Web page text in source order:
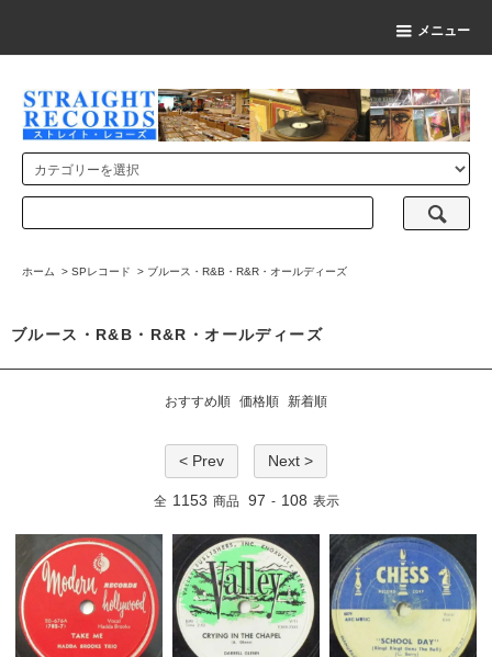
メニュー
ホーム > SPレコード > ブルース・R&B・R&R・オールディーズ
ブルース・R&B・R&R・オールディーズ
おすすめ順 価格順 新着順
< Prev Next >
全 1153 商品 97 - 108 表示